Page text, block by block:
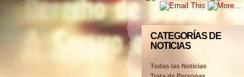
CATEGORÍAS DE
NOTICIAS
Todas las Noticias